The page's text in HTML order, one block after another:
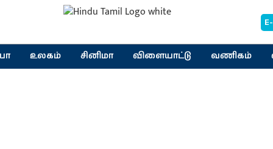
உலகம் சினிமா விளையாட்டு வணிகம்